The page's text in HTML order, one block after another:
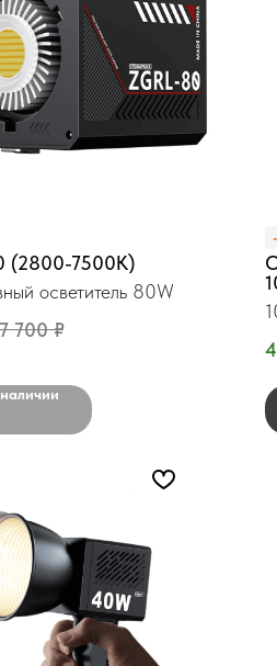
(2800-7500K)
осветитель 80W
7 700 ₽